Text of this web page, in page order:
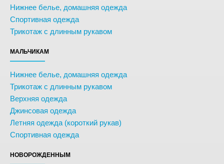
Нижнее белье, домашняя одежда
Спортивная одежда
Трикотаж с длинным рукавом
МАЛЬЧИКАМ
Нижнее белье, домашняя одежда
Трикотаж с длинным рукавом
Верхняя одежда
Джинсовая одежда
Летняя одежда (короткий рукав)
Спортивная одежда
НОВОРОЖДЕННЫМ